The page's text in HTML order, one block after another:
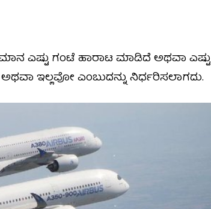
ಎಷ್ಟು ಗಂಟೆ ಹಾರಾಟ ಮಾಡಿದೆ ಅಥವಾ ಎಷ್ಟು
ಇಲ್ಲವೋ ಎಂಬುದನ್ನು ನಿರ್ಧರಿಸಲಾಗದು.